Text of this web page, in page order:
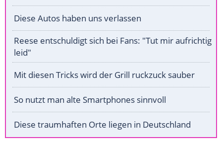
Diese Autos haben uns verlassen
Reese entschuldigt sich bei Fans: "Tut mir aufrichtig
leid"
Mit diesen Tricks wird der Grill ruckzuck sauber
So nutzt man alte Smartphones sinnvoll
Diese traumhaften Orte liegen in Deutschland